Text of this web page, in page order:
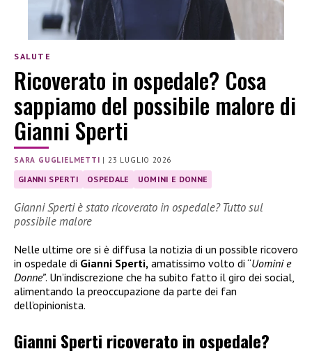
SALUTE
Ricoverato in ospedale? Cosa
sappiamo del possibile malore di
Gianni Sperti
SARA GUGLIELMETTI |23 LUGLIO 2026
GIANNI SPERTI OSPEDALE UOMINI E DONNE
Gianni Sperti è stato ricoverato in ospedale? Tutto sul
possibile malore
Nelle ultime ore si è diffusa la notizia di un possible ricovero
in ospedale di Gianni Sperti, amatissimo volto di “Uomini e
Donne”. Un’indiscrezione che ha subito fatto il giro dei social,
alimentando la preoccupazione da parte dei fan
dell’opinionista.
Gianni Sperti ricoverato in ospedale?